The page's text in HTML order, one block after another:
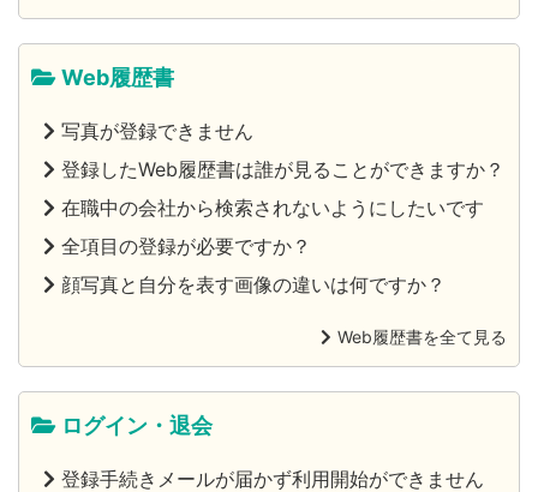
Web履歴書
写真が登録できません
登録したWeb履歴書は誰が見ることができますか？
在職中の会社から検索されないようにしたいです
全項目の登録が必要ですか？
顔写真と自分を表す画像の違いは何ですか？
Web履歴書を全て見る
ログイン・退会
登録手続きメールが届かず利用開始ができません